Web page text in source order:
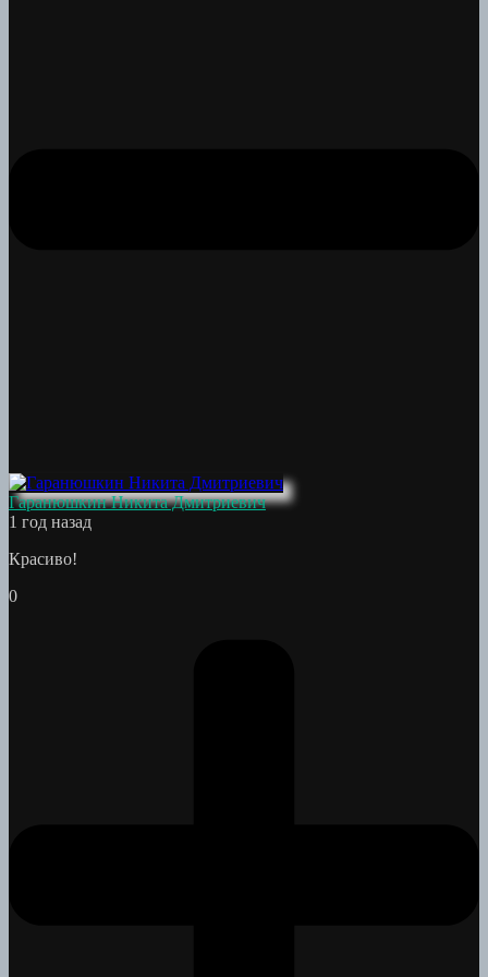
Гаранюшкин Никита Дмитриевич
1 год назад
Красиво!
0